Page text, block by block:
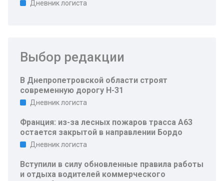
Дневник логиста
Выбор редакции
В Днепропетровской области строят
современную дорогу Н-31
Дневник логиста
Франция: из-за лесных пожаров трасса A63
остается закрытой в направлении Бордо
Дневник логиста
Вступили в силу обновленные правила работы
и отдыха водителей коммерческого